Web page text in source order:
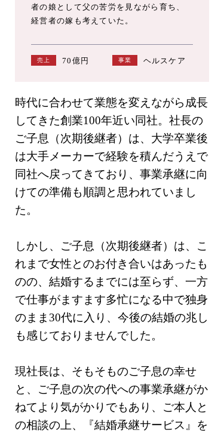
者の娘として父の苦労を見ながら育ち、
経営者の嫁も考えていた。
売上 70億円 事業 ヘルスケア
時代に合わせて業態を変えながら成⻑
してきた創業100年近い同社。社⻑の
ご⼦息（次期後継者）は、大学卒業後
は大手メーカーで経験を積んだうえで
同社へ戻ってきており、事業承継に向
けての準備も順調と思われていまし
た。
しかし、ご⼦息（次期後継者）は、こ
れまで⼥性とのお付き合いはあったも
のの、結婚するまでには⾄らず、⼀⽅
で仕事がますます多忙になる中で独⾝
のまま30代に入り、今後の結婚の兆し
も感じておりませんでした。
現社⻑は、そもそものご⼦息の幸せ
と、ご⼦息の次の代への事業承継がか
ねてより気がかりでもあり、ご本⼈と
の相談の上、『結婚承継サービス』を